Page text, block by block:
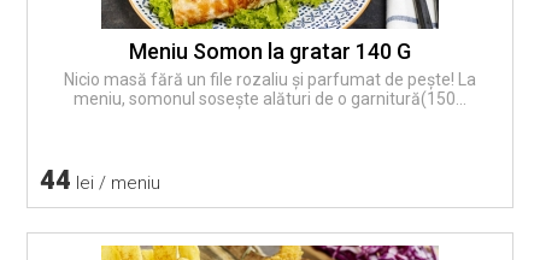
Meniu Somon la gratar 140 G
Nicio masă fără un file rozaliu și parfumat de pește! La
meniu, somonul sosește alături de o garnitură(150...
44 lei / meniu